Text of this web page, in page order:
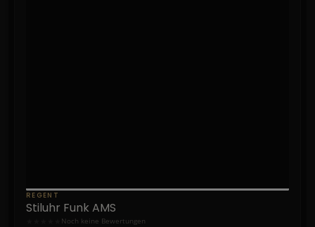
REGENT
Stiluhr Funk AMS
Noch keine Bewertungen